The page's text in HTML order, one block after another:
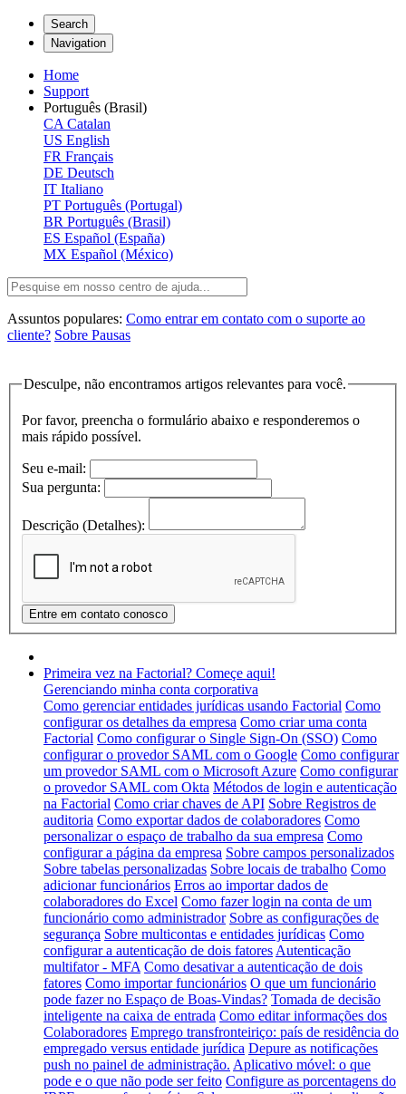
Search
Navigation
Home
Support
Português (Brasil)
CA Catalan
US English
FR Français
DE Deutsch
IT Italiano
PT Português (Portugal)
BR Português (Brasil)
ES Español (España)
MX Español (México)
Assuntos populares: Como entrar em contato com o suporte ao
cliente? Sobre Pausas
Desculpe, não encontramos artigos relevantes para você.
Por favor, preencha o formulário abaixo e responderemos o
mais rápido possível.
Seu e-mail:
Sua pergunta:
Descrição (Detalhes):
Primeira vez na Factorial? Começe aqui!
Gerenciando minha conta corporativa
Como gerenciar entidades jurídicas usando Factorial Como
configurar os detalhes da empresa Como criar uma conta
Factorial Como configurar o Single Sign-On (SSO) Como
configurar o provedor SAML com o Google Como configurar
um provedor SAML com o Microsoft Azure Como configurar
o provedor SAML com Okta Métodos de login e autenticação
na Factorial Como criar chaves de API Sobre Registros de
auditoria Como exportar dados de colaboradores Como
personalizar o espaço de trabalho da sua empresa Como
configurar a página da empresa Sobre campos personalizados
Sobre tabelas personalizadas Sobre locais de trabalho Como
adicionar funcionários Erros ao importar dados de
colaboradores do Excel Como fazer login na conta de um
funcionário como administrador Sobre as configurações de
segurança Sobre multicontas e entidades jurídicas Como
configurar a autenticação de dois fatores Autenticação
multifator - MFA Como desativar a autenticação de dois
fatores Como importar funcionários O que um funcionário
pode fazer no Espaço de Boas-Vindas? Tomada de decisão
inteligente na caixa de entrada Como editar informações dos
Colaboradores Emprego transfronteiriço: país de residência do
empregado versus entidade jurídica Depure as notificações
push no painel de administração. Aplicativo móvel: o que
pode e o que não pode ser feito Configure as porcentagens do